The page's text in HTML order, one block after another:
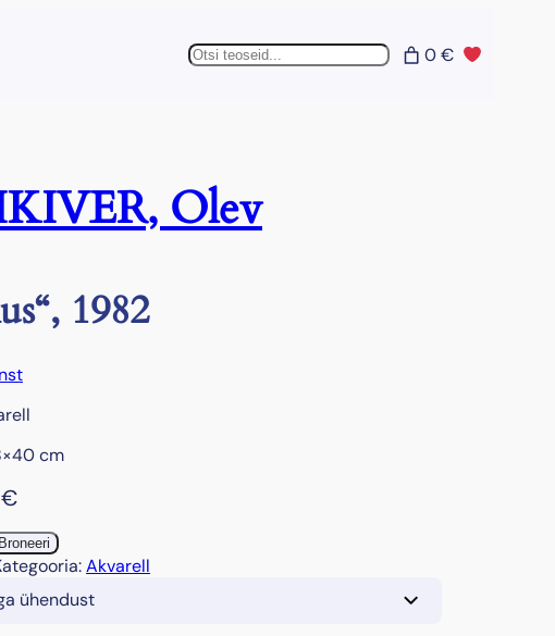
Otsing 0 €
Olev
1982
cm
€
Broneeri
Akvarell
ühendust